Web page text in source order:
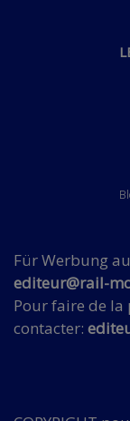
Für Werbung
editeur@rail-
Pour faire de la
contacter: